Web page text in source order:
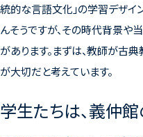
統的な言語文化」の学習デザイ
んそうですが、その時代背景
があります。まずは、教師が古
が大切だと考えています。
学生たちは、義仲